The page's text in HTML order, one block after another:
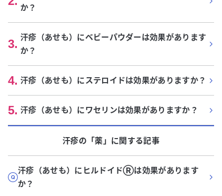
か？
3. 汗疹（あせも）にベビーパウダーは効果があります
か？
4. 汗疹（あせも）にステロイドは効果がありますか？
5. 汗疹（あせも）にワセリンは効果がありますか？
汗疹の「薬 」に関する記事
汗疹（あせも）にヒルドイドⓇは効果があります
か？